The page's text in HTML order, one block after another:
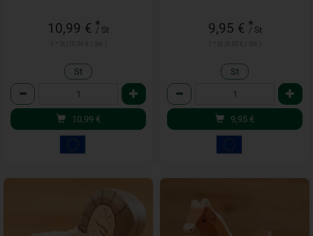
10,99 € *
/ St
St
Anzahl
10,99 €
9,95 € *
/ St
St
Anzahl
9,95 €